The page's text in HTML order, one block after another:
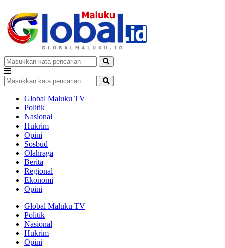
Global Maluku TV
Politik
Nasional
Hukrim
Opini
Sosbud
Olahraga
Berita
Regional
Ekonomi
Opini
Global Maluku TV
Politik
Nasional
Hukrim
Opini